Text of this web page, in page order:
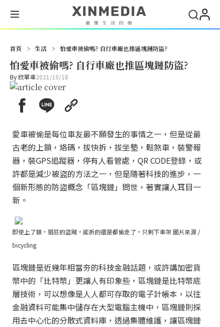
首頁 > 生活 > 怕愛車被偷嗎? 自行車廠也推區塊鏈防盜?
怕愛車被偷嗎? 自行車廠也推區塊鏈防盜?
By欣單車2021/10/18
愛車被偷是每位車友最不願發生的事情之一，但是從最
古老的上鎖，烙碼，拔快拆，拔坐墊，鬆煞車，裝警報
器，裝GPS追蹤器，停有人看管處，QR CODE登錄，或
許都是減少被盜的方法之一，但是隨著科技的進步，一
個新形態的防盜概念「區塊鏈」問世，著實讓人耳目一
新。
即使上了鎖，猖狂的盜賊，能拆的還是都偷走了，只剩下車架 圖片來源 /
bicycling
區塊鏈是近幾年相當夯的科技金融話題，或許講加密貨
幣中的「比特幣」更讓人有印象些，區塊鏈是比特幣底
層技術，可以想像是人人都可存取的電子計帳本，以往
金融資料可能集中儲存在大型電腦主機中，區塊鏈則採
用去中心化的分散式資料庫，透過集體維護，讓區塊鏈